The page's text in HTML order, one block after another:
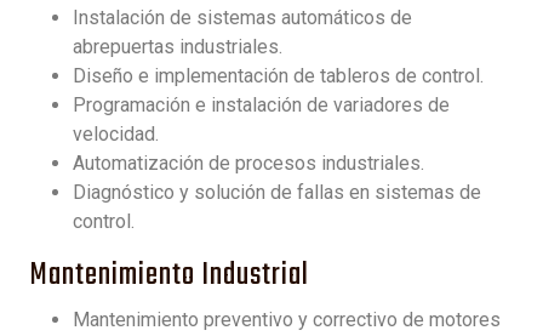
Instalación de sistemas automáticos de
abrepuertas industriales.
Diseño e implementación de tableros de control.
Programación e instalación de variadores de
velocidad.
Automatización de procesos industriales.
Diagnóstico y solución de fallas en sistemas de
control.
Mantenimiento Industrial
Mantenimiento preventivo y correctivo de motores